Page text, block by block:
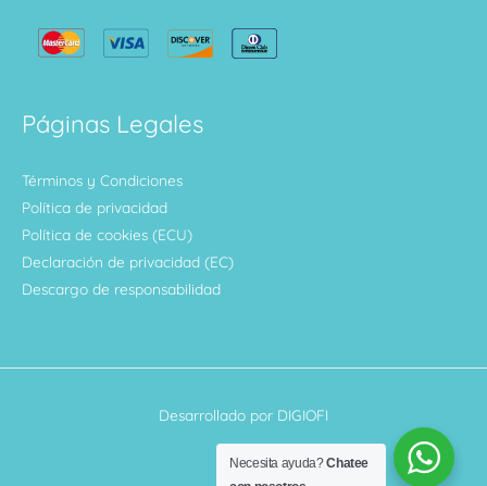
Páginas Legales
Términos y Condiciones
Política de privacidad
Política de cookies (ECU)
Declaración de privacidad (EC)
Descargo de responsabilidad
Desarrollado por DIGIOFI
Necesita ayuda?Chatee